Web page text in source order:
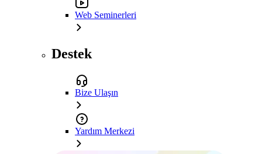
Web Seminerleri
Destek
Bize Ulaşın
Yardım Merkezi